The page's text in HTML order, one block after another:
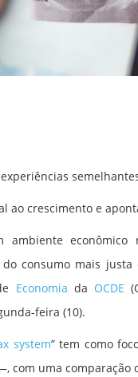
ao crescimento e
econômico
consumo mais justa
Economia da OCDE
feira (10).
system” tem como
com uma